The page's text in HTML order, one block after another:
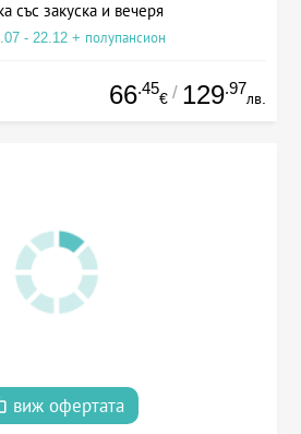
със закуска и вечеря
- 22.12 + полупансион
66.45
€ / 129.97
лв.
виж офертата